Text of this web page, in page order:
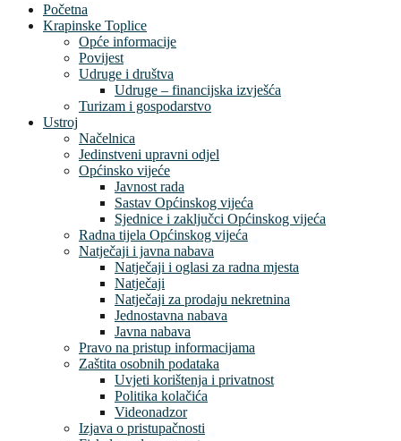
Početna
Krapinske Toplice
Opće informacije
Povijest
Udruge i društva
Udruge – financijska izvješća
Turizam i gospodarstvo
Ustroj
Načelnica
Jedinstveni upravni odjel
Općinsko vijeće
Javnost rada
Sastav Općinskog vijeća
Sjednice i zaključci Općinskog vijeća
Radna tijela Općinskog vijeća
Natječaji i javna nabava
Natječaji i oglasi za radna mjesta
Natječaji
Natječaji za prodaju nekretnina
Jednostavna nabava
Javna nabava
Pravo na pristup informacijama
Zaštita osobnih podataka
Uvjeti korištenja i privatnost
Politika kolačića
Videonadzor
Izjava o pristupačnosti